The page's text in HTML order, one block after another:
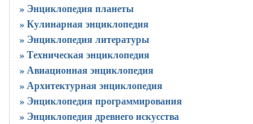
» Энциклопедия планеты
» Кулинарная энциклопедия
» Энциклопедия литературы
» Техническая энциклопедия
» Авиационная энциклопедия
» Архитектурная энциклопедия
» Энциклопедия программирования
» Энциклопедия древнего искусства